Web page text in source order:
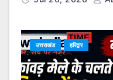
उत्तराखंड हरिद्वार